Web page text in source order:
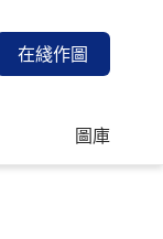
在綫作圖
圖庫